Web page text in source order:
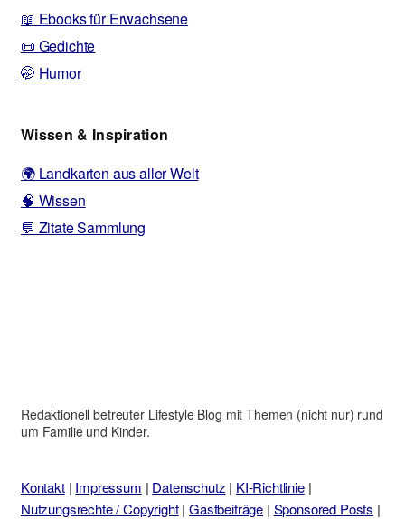
📖 Ebooks für Erwachsene
📜 Gedichte
🤭 Humor
Wissen & Inspiration
🌍 Landkarten aus aller Welt
🧠 Wissen
💬 Zitate Sammlung
Redaktionell betreuter Lifestyle Blog mit Themen (nicht nur) rund
um Familie und Kinder.
Kontakt| Impressum | Datenschutz | KI-Richtlinie|
Nutzungsrechte / Copyright|Gastbeiträge | Sponsored Posts |